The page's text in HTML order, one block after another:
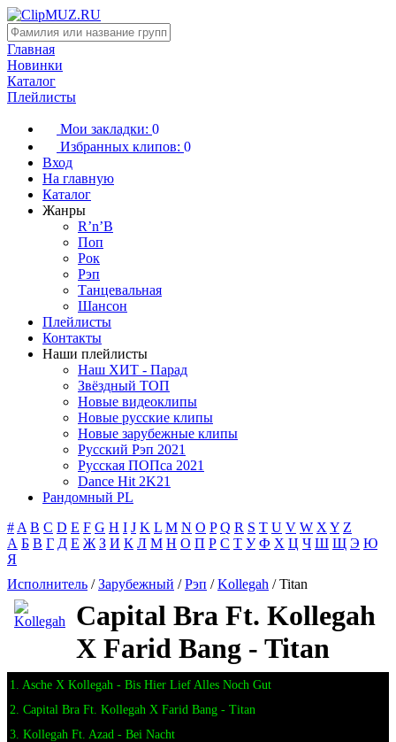
Главная
Новинки
Каталог
Плейлисты
Мои закладки: 0
Избранных клипов: 0
Вход
На главную
Каталог
Жанры
R’n’B
Поп
Рок
Рэп
Танцевальная
Шансон
Плейлисты
Контакты
Наши плейлисты
Наш ХИТ - Парад
Звёздный ТОП
Новые видеоклипы
Новые русские клипы
Новые зарубежные клипы
Русский Рэп 2021
Русская ПОПса 2021
Dance Hit 2K21
Рандомный PL
# A B C D E F G H I J K L M N O P Q R S T U V W X Y Z
А Б В Г Д Е Ж З И К Л М Н О П Р С Т У Ф Х Ц Ч Ш Щ Э Ю
Я
Исполнитель /Зарубежный /Рэп /Kollegah / Titan
Capital Bra Ft. Kollegah
X Farid Bang - Titan
1. Asche X Kollegah - Bis Hier Lief Alles Noch Gut
2. Capital Bra Ft. Kollegah X Farid Bang - Titan
3. Kollegah Ft. Azad - Bei Nacht